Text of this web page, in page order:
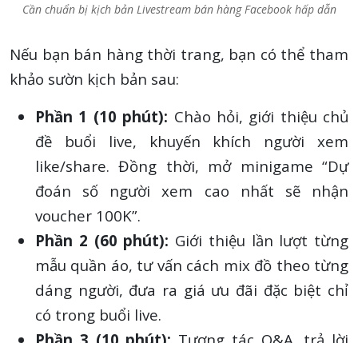
Cần chuẩn bị kịch bản Livestream bán hàng Facebook hấp dẫn
Nếu bạn bán hàng thời trang, bạn có thể tham
khảo sườn kịch bản sau:
Phần 1 (10 phút): Chào hỏi, giới thiệu chủ
đề buổi live, khuyến khích người xem
like/share. Đồng thời, mở minigame “Dự
đoán số người xem cao nhất sẽ nhận
voucher 100K”.
Phần 2 (60 phút): Giới thiệu lần lượt từng
mẫu quần áo, tư vấn cách mix đồ theo từng
dáng người, đưa ra giá ưu đãi đặc biệt chỉ
có trong buổi live.